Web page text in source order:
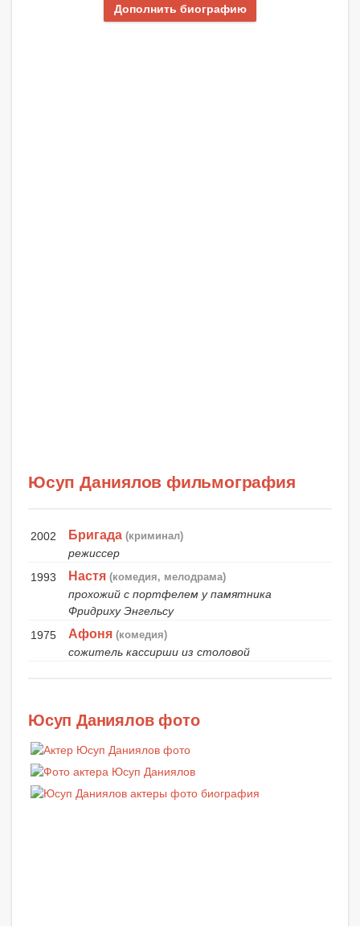
Дополнить биографию
Юсуп Даниялов фильмография
2002 Бригада (криминал)
режиссер
1993
Настя (комедия, мелодрама)
прохожий с портфелем у памятника
Фридриху Энгельсу
1975
Афоня (комедия)
сожитель кассирши из столовой
Юсуп Даниялов фото